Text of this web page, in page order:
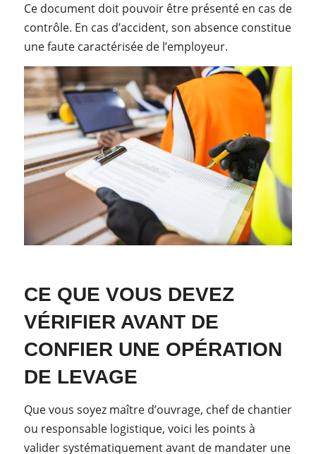
Ce document doit pouvoir être présenté en cas de
contrôle. En cas d’accident, son absence constitue
une faute caractérisée de l’employeur.
CE QUE VOUS DEVEZ
VÉRIFIER AVANT DE
CONFIER UNE OPÉRATION
DE LEVAGE
Que vous soyez maître d’ouvrage, chef de chantier
ou responsable logistique, voici les points à
valider systématiquement avant de mandater une